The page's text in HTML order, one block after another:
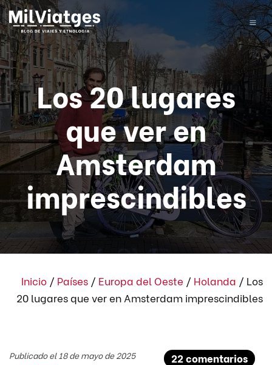
Los 20 lugares
que ver en
Amsterdam
imprescindibles
Inicio / Países / Europa del Oeste / Holanda / Los
20 lugares que ver en Amsterdam imprescindibles
22 comentarios
Publicado el 18 de mayo de 2025